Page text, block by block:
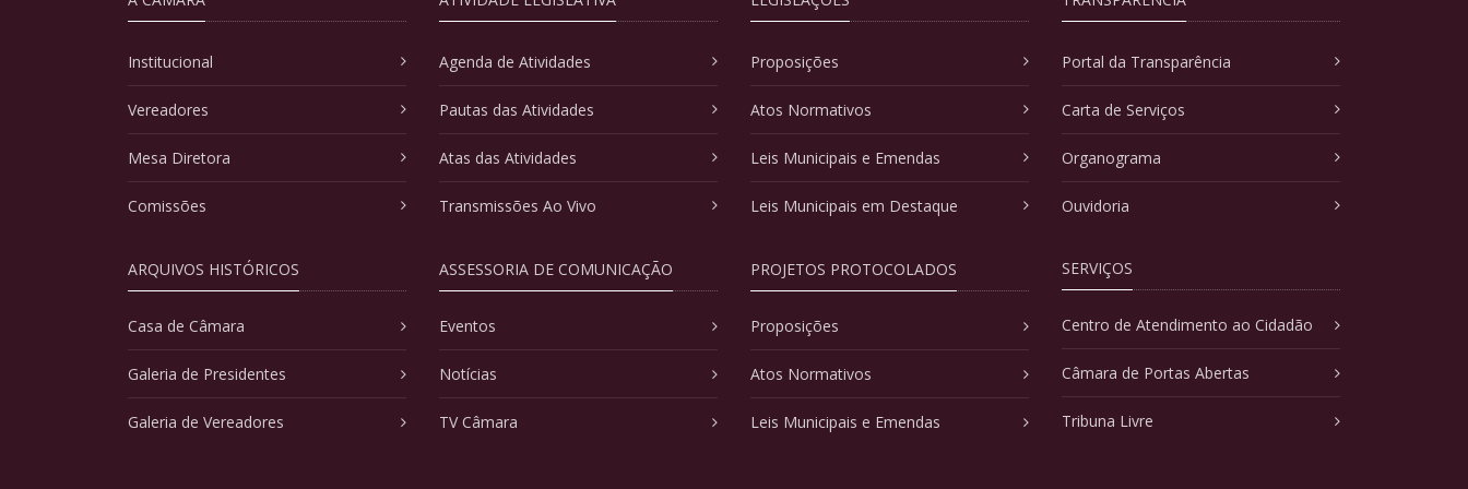
Institucional
Vereadores
Mesa Diretora
Comissões
ARQUIVOS HISTÓRICOS
Casa de Câmara
Galeria de Presidentes
Galeria de Vereadores
Agenda de Atividades
Pautas das Atividades
Atas das Atividades
Transmissões Ao Vivo
ASSESSORIA DE COMUNICAÇÃO
Eventos
Notícias
TV Câmara
Proposições
Atos Normativos
Leis Municipais e Emendas
Leis Municipais em Destaque
PROJETOS PROTOCOLADOS
Proposições
Atos Normativos
Leis Municipais e Emendas
Portal da Transparência
Carta de Serviços
Organograma
Ouvidoria
SERVIÇOS
Centro de Atendimento ao Cidadão
Câmara de Portas Abertas
Tribuna Livre